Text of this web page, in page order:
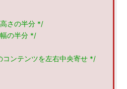
さの半分 */
の半分 */
ンテンツを左右中央寄せ */